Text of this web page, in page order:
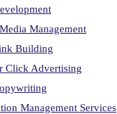
Management
Building
Click Advertising
Management Services